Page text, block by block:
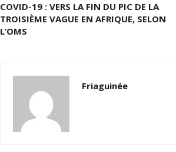
COVID-19 : VERS LA FIN DU PIC DE LA
TROISIÈME VAGUE EN AFRIQUE, SELON
L’OMS
Friaguinée